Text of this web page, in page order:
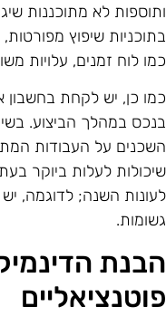
לא מתוכננות
שיפוץ
לוח זמנים, עלויות
כן, יש לקחת בחשבון
במהלך הביצוע.
על העבודות
לעלות ביוקר
השנה; לדוגמה, יש